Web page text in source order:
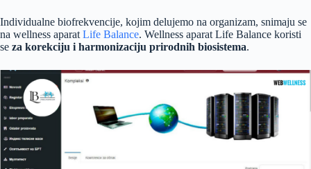
Individualne biofrekvencije, kojim delujemo na organizam, snimaju se
na wellness aparat Life Balance. Wellness aparat Life Balance koristi
se za korekciju i harmonizaciju prirodnih biosistema.